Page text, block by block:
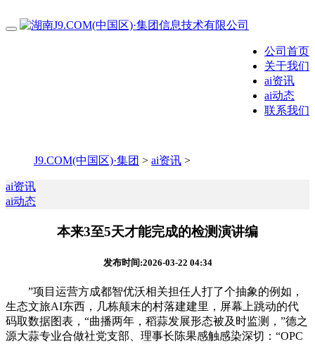
公司首页
关于我们
ai资讯
ai动态
联系我们
J9.COM(中国区)·集团 > ai资讯 >
ai资讯
ai动态
本来3至5天才能完成的检测演讲编
发布时间:2026-03-22 04:34
”项目运营方成都智优沃相关担任人打了个抽象的例如，
生态文旅AI东西，几栋颠末的村落建建里，屏幕上跳动的代
码取数据图表，“曲播两年，稻蒜发展形态被及时监测，”德之
源大蒜专业合做社党支部、理事长陈果感触感染深切：“OPC